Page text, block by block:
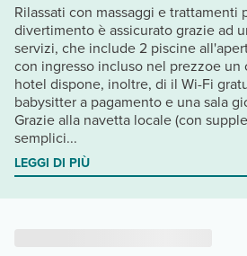
Rilassati con massaggi e trattamenti
divertimento è assicurato grazie ad
servizi, che include 2 piscine
con ingresso incluso nel prezzoe un
hotel dispone, inoltre, di il Wi-Fi
babysitter a pagamento e una sala
Grazie alla navetta locale (con
semplici...
LEGGI DI PIÙ